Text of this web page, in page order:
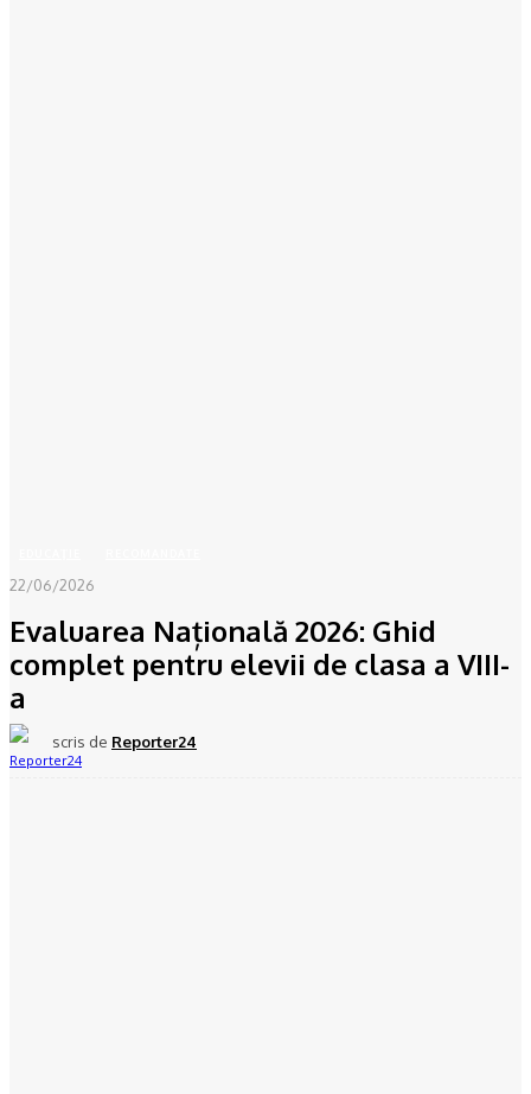
22/06/2026
Evaluarea Națională 2026: Ghid
complet pentru elevii de clasa a VIII-
a
scris de Reporter24